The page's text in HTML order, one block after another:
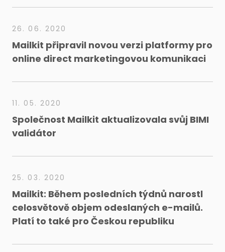
26. 06. 2020
Mailkit připravil novou verzi platformy pro
online direct marketingovou komunikaci
11. 05. 2020
Společnost Mailkit aktualizovala svůj BIMI
validátor
25. 03. 2020
Mailkit: Během posledních týdnů narostl
celosvětově objem odeslaných e-mailů.
Platí to také pro Českou republiku